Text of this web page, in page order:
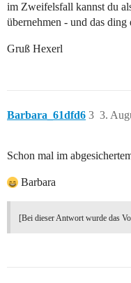
im Zweifelsfall kannst du
übernehmen - und das ding
Gruß Hexerl
Barbara_61dfd6 3.
3
Schon mal im
Barbara
[Bei dieser Antwort wurde das